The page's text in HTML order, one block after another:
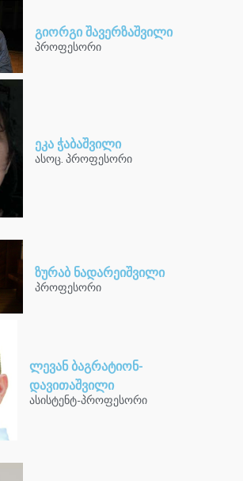
გიორგი შავერზაშვილი
პროფესორი
ეკა ჭაბაშვილი
ასოც. პროფესორი
ზურაბ ნადარეიშვილი
პროფესორი
ლევან ბაგრატიონ-
დავითაშვილი
ასისტენტ-პროფესორი